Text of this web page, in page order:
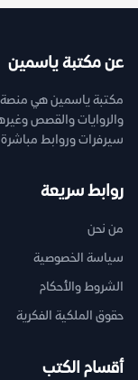
عن مكتبة ياسمين
مكتبة ياسمين هي منصة
سيرفرات وروابط مباشرة
روابط سريعة
من نحن
سياسة الخصوصية
الشروط والأحكام
حقوق الملكية الفكرية
أقسام الكتب